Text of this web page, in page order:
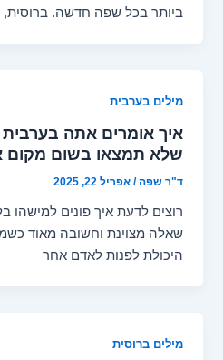
ביותר בכל שפה חדשה. ברוסית,
מילים בערבית
איך אומרים אתה
שלא תמצאו בשום מקום
ד"ר שפה/אפריל 22, 2025
רוצים לדעת איך פונים למישהו
שאלה מצוינת וחשובה מאוד
היכולת לפנות לאדם אחר
מילים ברוסית